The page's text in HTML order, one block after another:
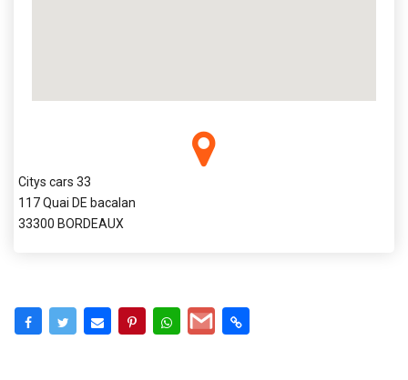
Citys cars 33
117 Quai DE bacalan
33300 BORDEAUX